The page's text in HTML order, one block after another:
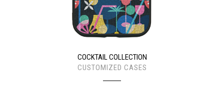
COCKTAIL COLLECTION
CUSTOMIZED CASES